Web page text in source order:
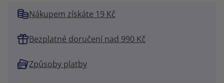
Nákupem získáte 19 Kč
Bezplatné doručení nad 990 Kč
Způsoby platby